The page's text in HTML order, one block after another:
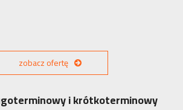
zobacz ofertę
i krótkoterminowy